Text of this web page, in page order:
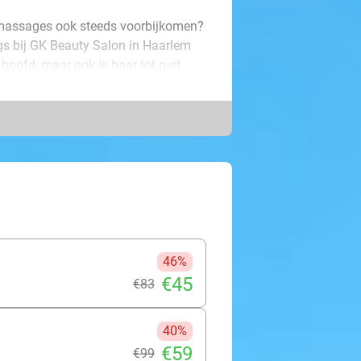
ook steeds voorbijkomen?
bij GK Beauty Salon in Haarlem
maar ook je haar tot rust
de zachte kriebels en kneepjes in
en met glanzend haar de deur
46%
€83 €45
40%
€99 €59